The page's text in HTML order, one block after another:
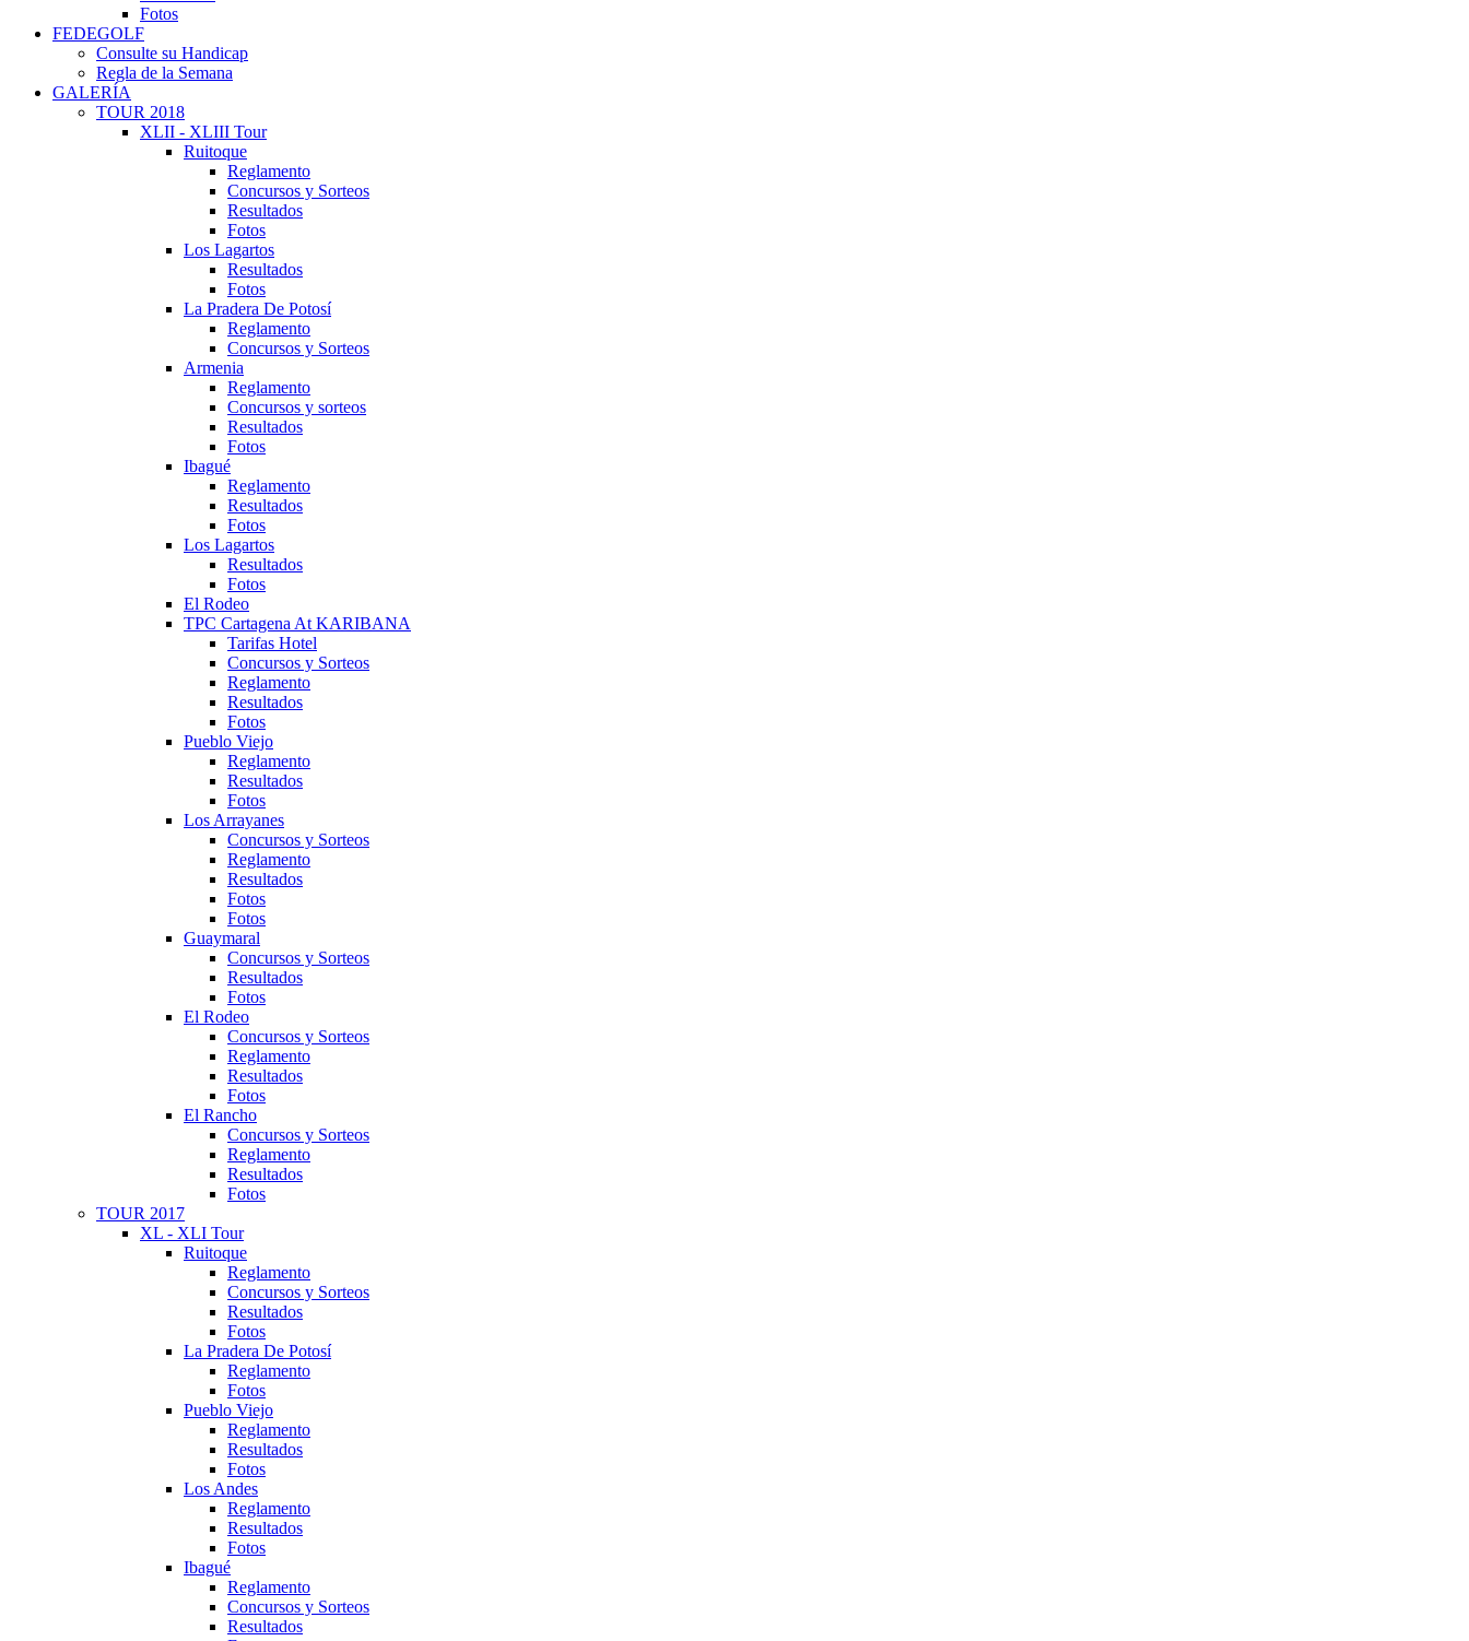
Fotos
FEDEGOLF
Consulte su Handicap
Regla de la Semana
GALERÍA
TOUR 2018
XLII - XLIII Tour
Ruitoque
Reglamento
Concursos y Sorteos
Resultados
Fotos
Los Lagartos
Resultados
Fotos
La Pradera De Potosí
Reglamento
Concursos y Sorteos
Armenia
Reglamento
Concursos y sorteos
Resultados
Fotos
Ibagué
Reglamento
Resultados
Fotos
Los Lagartos
Resultados
Fotos
El Rodeo
TPC Cartagena At KARIBANA
Tarifas Hotel
Concursos y Sorteos
Reglamento
Resultados
Fotos
Pueblo Viejo
Reglamento
Resultados
Fotos
Los Arrayanes
Concursos y Sorteos
Reglamento
Resultados
Fotos
Fotos
Guaymaral
Concursos y Sorteos
Resultados
Fotos
El Rodeo
Concursos y Sorteos
Reglamento
Resultados
Fotos
El Rancho
Concursos y Sorteos
Reglamento
Resultados
Fotos
TOUR 2017
XL - XLI Tour
Ruitoque
Reglamento
Concursos y Sorteos
Resultados
Fotos
La Pradera De Potosí
Reglamento
Fotos
Pueblo Viejo
Reglamento
Resultados
Fotos
Los Andes
Reglamento
Resultados
Fotos
Ibagué
Reglamento
Concursos y Sorteos
Resultados